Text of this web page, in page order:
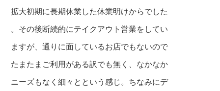
拡大初期に長期休業した休業明けからでした
。その後断続的にテイクアウト営業をしてい
ますが、通りに面しているお店でもないので
たまたまご利用がある訳でも無く、なかなか
ニーズもなく細々とという感じ。ちなみにデ